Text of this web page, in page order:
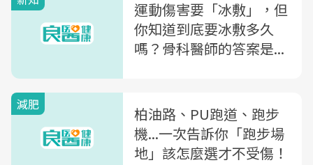
運動傷害要「冰敷」，但
你知道到底要冰敷多久
嗎？骨科醫師的答案是...
減肥
柏油路、PU跑道、跑步
機...一次告訴你「跑步場
地」該怎麼選才不受傷！